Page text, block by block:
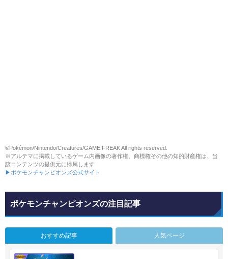
©Pokémon/Nintendo/Creatures/GAME FREAK All rights reserved.
※アルテマに掲載しているゲーム内画像の著作権、商標権その他の知的財産権は、当
該コンテンツの提供元に帰属します
▶ポケモンチャンピオンズ公式サイト
ポケモンチャンピオンズの注目記事
おすすめ記事 人気ページ